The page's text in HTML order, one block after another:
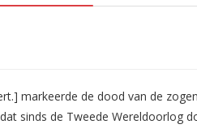
markeerde de dood van de
sinds de Tweede Wereldoorlog